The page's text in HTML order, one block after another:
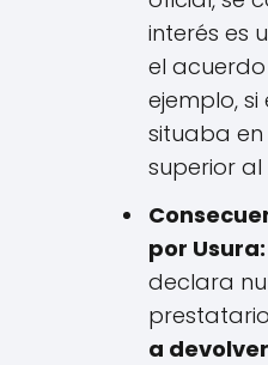
interés es
el
ejemplo,
situaba en
superior al
por Usura:
declara
prestatario
a